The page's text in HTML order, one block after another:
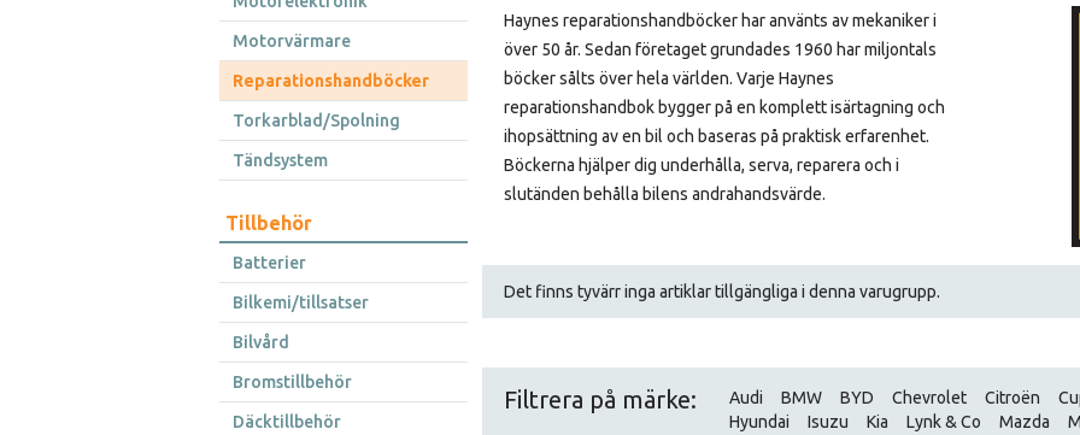
Motorvärmare
Reparationshandböcker
Torkarblad/Spolning
Tändsystem
Tillbehör
Batterier
Bilkemi/tillsatser
Bilvård
Bromstillbehör
Däcktillbehör
Haynes reparationshandböcker har använts av mekaniker i
över 50 år. Sedan företaget grundades 1960 har miljontals
böcker sålts över hela världen. Varje Haynes
reparationshandbok bygger på en komplett isärtagning och
ihopsättning av en bil och baseras på praktisk erfarenhet.
Böckerna hjälper dig underhålla, serva, reparera och i
slutänden behålla bilens andrahandsvärde.
Det finns tyvärr inga artiklar tillgängliga i denna varugrupp.
Filtrera på märke: Audi BMW BYD Chevrolet Citroën
Hyundai
Isuzu Kia Lynk & Co Mazda